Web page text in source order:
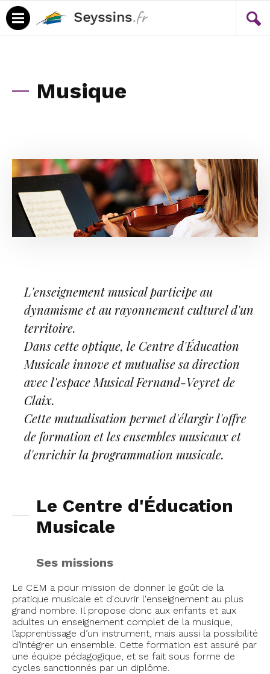
Musique
L'enseignement musical participe au
dynamisme et au rayonnement culturel d'un
territoire.
Dans cette optique, le Centre d'Éducation
Musicale innove et mutualise sa direction
avec l'espace Musical Fernand-Veyret de
Claix.
Cette mutualisation permet d'élargir l'offre
de formation et les ensembles musicaux et
d'enrichir la programmation musicale.
Le Centre d'Éducation
Musicale
Ses missions
Le CEM a pour mission de donner le goût de la
pratique musicale et d'ouvrir l'enseignement au plus
grand nombre. Il propose donc aux enfants et aux
adultes un enseignement complet de la musique,
l’apprentissage d’un instrument, mais aussi la possibilité
d’intégrer un ensemble. Cette formation est assuré par
une équipe pédagogique, et se fait sous forme de
cycles sanctionnés par un diplôme.